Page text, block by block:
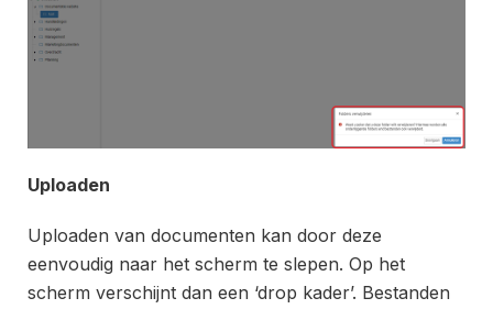
Uploaden
Uploaden van documenten kan door deze
eenvoudig naar het scherm te slepen. Op het
scherm verschijnt dan een ‘drop kader’. Bestanden